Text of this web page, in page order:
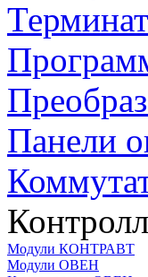
Панели
Модули КОНТРАВТ
Модули ОВЕН